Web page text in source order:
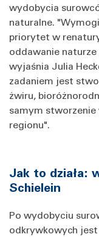
wydobycia
naturalne.
priorytet w
oddawanie
wyjaśnia Julia
zadaniem jest
żwiru,
samym stworzenie
regionu".
Jak to działa:
Schielein
Po wydobyciu
odkrywkowych